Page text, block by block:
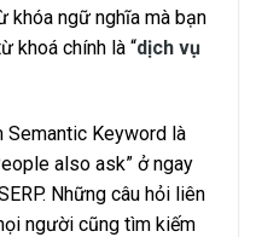
khóa ngữ nghĩa mà bạn
khoá chính là “dịch vụ
Semantic Keyword là
also ask” ở ngay
Những câu hỏi liên
người cũng tìm kiếm